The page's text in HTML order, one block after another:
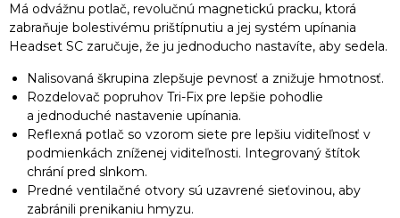
Má odvážnu potlač, revolučnú magnetickú pracku, ktorá
zabraňuje bolestivému prištípnutiu a jej systém upínania
Headset SC zaručuje, že ju jednoducho nastavíte, aby sedela.
Nalisovaná škrupina zlepšuje pevnosť a znižuje hmotnosť.
Rozdelovač popruhov Tri-Fix pre lepšie pohodlie
a jednoduché nastavenie upínania.
Reflexná potlač so vzorom siete pre lepšiu viditeľnosť v
podmienkách zníženej viditeľnosti. Integrovaný štítok
chrání pred slnkom.
Predné ventilačné otvory sú uzavrené sieťovinou, aby
zabránili prenikaniu hmyzu.